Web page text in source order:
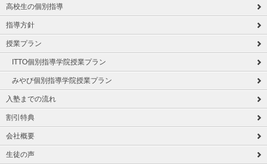
高校生の個別指導
指導方針
授業プラン
ITTO個別指導学院授業プラン
みやび個別指導学院授業プラン
入塾までの流れ
割引特典
会社概要
生徒の声